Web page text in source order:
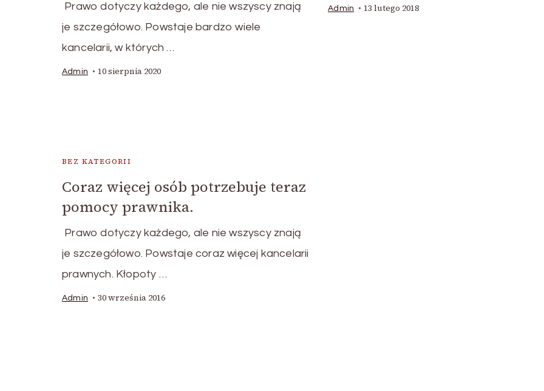
Prawo dotyczy każdego, ale nie wszyscy znają
je szczegółowo. Powstaje bardzo wiele
kancelarii, w których …
Admin 10 sierpnia 2020
Admin 13 lutego 2018
BEZ KATEGORII
Coraz więcej osób potrzebuje teraz
pomocy prawnika.
Prawo dotyczy każdego, ale nie wszyscy znają
je szczegółowo. Powstaje coraz więcej kancelarii
prawnych. Kłopoty …
Admin 30 września 2016